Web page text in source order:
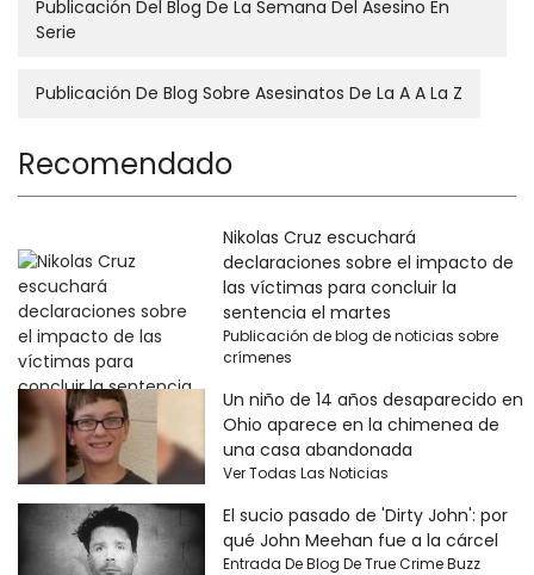
Publicación Del Blog De La Semana Del Asesino En
Serie
Publicación De Blog Sobre Asesinatos De La A A La Z
Recomendado
Nikolas Cruz escuchará
declaraciones sobre el impacto de
las víctimas para concluir la
sentencia el martes
Publicación de blog de noticias sobre
crímenes
Un niño de 14 años desaparecido en
Ohio aparece en la chimenea de
una casa abandonada
Ver Todas Las Noticias
El sucio pasado de 'Dirty John': por
qué John Meehan fue a la cárcel
Entrada De Blog De True Crime Buzz